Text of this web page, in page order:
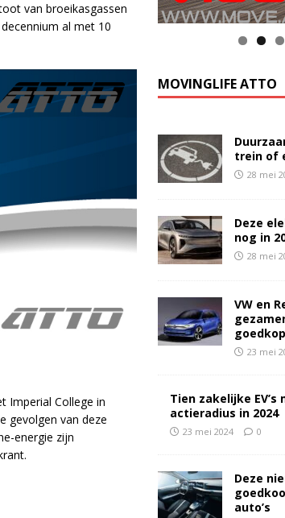
van broeikasgassen
al met 10
Imperial College in
gevolgen van deze
energie zijn
MOVINGLIFE ATTO
trein of
28 mei
Deze
nog in
28 mei
VW en
23 mei
Tien zakelijke
actieradius in 2024
23 mei 2024 0
Deze
auto’s